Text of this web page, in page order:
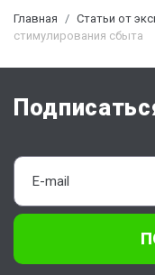
Главная Статьи от
стимулирования сбыта